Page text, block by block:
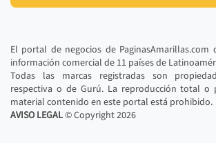
El portal de negocios de PaginasAmarillas.com
información comercial de 11 países de
Todas las marcas registradas son
respectiva o de Gurú. La reproducción total o
material contenido en este portal está prohibido.
AVISO LEGAL© Copyright2026